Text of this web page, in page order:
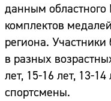
данным областного
комплектов
региона.
в разных
лет, 15-16 лет, 13-
спортсмены.